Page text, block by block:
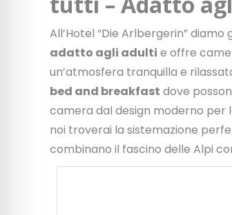
All’Hotel “Die Arlbergerin”
adatto agli adulti e offre
un’atmosfera tranquilla e
bed and breakfast dove
camera dal design moderno per
noi troverai la sistemazione
combinano il fascino delle Alpi